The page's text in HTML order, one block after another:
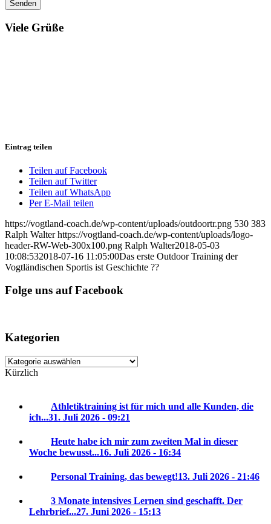
Viele Grüße
Eintrag teilen
Teilen auf Facebook
Teilen auf Twitter
Teilen auf WhatsApp
Per E-Mail teilen
https://vogtland-coach.de/wp-content/uploads/outdoortr.png 530 383
Ralph Walter https://vogtland-coach.de/wp-content/uploads/logo-
header-RW-Web-300x100.png Ralph Walter2018-05-03
10:08:532018-07-16 11:05:00Das erste Outdoor Training der
Vogtländischen Sportis ist Geschichte ??
Folge uns auf Facebook
Kategorien
Kategorien
Kürzlich
Athletiktraining ist für mich und alle Kunden, die
ich...31. Juli 2026 - 09:21
Heute habe ich mir zum zweiten Mal in dieser
Woche bewusst...16. Juli 2026 - 16:34
Personal Training, das bewegt!13. Juli 2026 - 21:46
3 Monate intensives Lernen sind geschafft. Der
Lehrbrief...27. Juni 2026 - 15:13